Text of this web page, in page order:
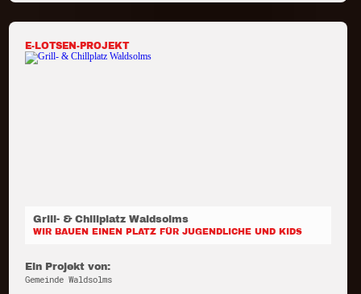
E-LOTSEN-PROJEKT
Grill- & Chillplatz Waldsolms
WIR BAUEN EINEN PLATZ FÜR JUGENDLICHE UND KIDS
Ein Projekt von:
Gemeinde Waldsolms